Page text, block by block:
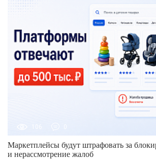
106
Маркетплейсы будут штрафовать за
и нерассмотрение жалоб